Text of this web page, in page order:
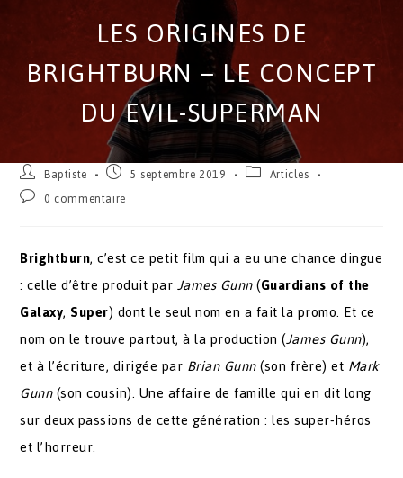
LES ORIGINES DE
BRIGHTBURN – LE CONCEPT
DU EVIL-SUPERMAN
Baptiste 5 septembre 2019
Articles
0 commentaire
Brightburn, c’est ce petit film qui a eu une chance dingue
: celle d’être produit parJames Gunn(Guardians of the
Galaxy, Super) dont le seul nom en a fait la promo. Et ce
nom on le trouve partout, à la production (James Gunn),
et à l’écriture, dirigée par Brian Gunn(son frère) et Mark
Gunn(son cousin). Une affaire de famille qui en dit long
sur deux passions de cette génération : les super-héros
et l’horreur.